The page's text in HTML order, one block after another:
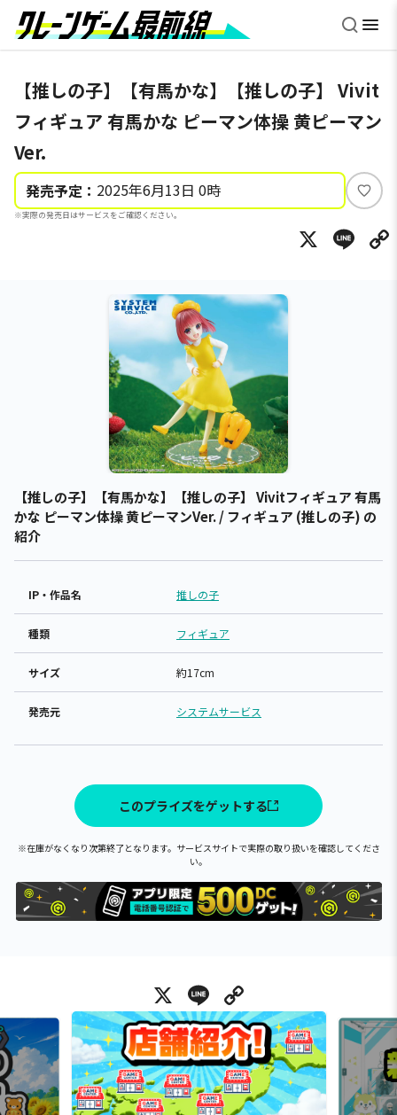
【推しの子】【有馬かな】【推しの子】 Vivit
フィギュア 有馬かな ピーマン体操 黄ピーマン
Ver.
発売予定： 2025年6月13日 0時
※実際の発売日はサービスをご確認ください。
い
ね
X
【推しの子】【有馬かな】【推しの子】 Vivitフィギュア 有馬
かな ピーマン体操 黄ピーマンVer. / フィギュア (推しの子) の
紹介
IP・作品名 推しの子
種類 フィギュア
サイズ 約17cm
発売元 システムサービス
このプライズをゲットする
※在庫がなくなり次第終了となります。サービスサイトで実際の取り扱いを確認してくださ
い。
X Line